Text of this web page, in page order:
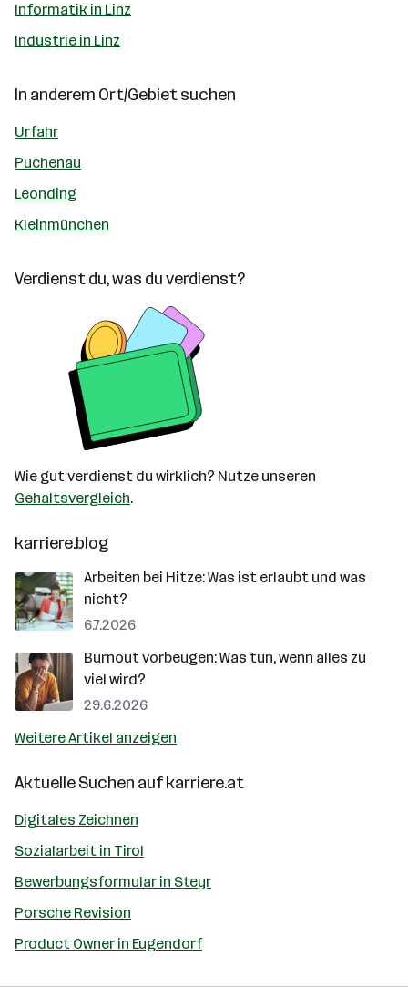
Informatik in Linz
Industrie in Linz
In anderem Ort/Gebiet suchen
Urfahr
Puchenau
Leonding
Kleinmünchen
Verdienst du, was du verdienst?
Wie gut verdienst du wirklich? Nutze unseren
Gehaltsvergleich.
karriere.blog
Arbeiten bei Hitze: Was ist erlaubt und was
nicht?
6.7.2026
Burnout vorbeugen: Was tun, wenn alles zu
viel wird?
29.6.2026
Weitere Artikel anzeigen
Aktuelle Suchen aufkarriere.at
Digitales Zeichnen
Sozialarbeit in Tirol
Bewerbungsformular in Steyr
Porsche Revision
Product Owner in Eugendorf